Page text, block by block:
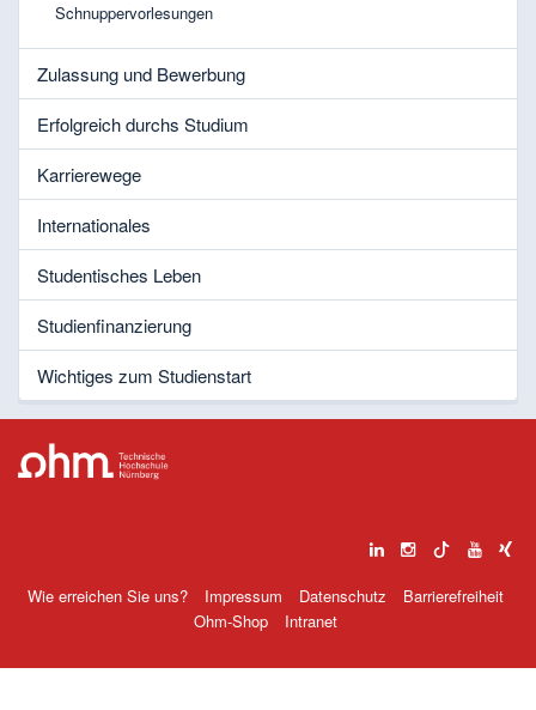
Schnuppervorlesungen
Zulassung und Bewerbung
Erfolgreich durchs Studium
Karrierewege
Internationales
Studentisches Leben
Studienfinanzierung
Wichtiges zum Studienstart
Wie erreichen Sie uns? Impressum Datenschutz
Barrierefreiheit
Ohm-Shop
Intranet